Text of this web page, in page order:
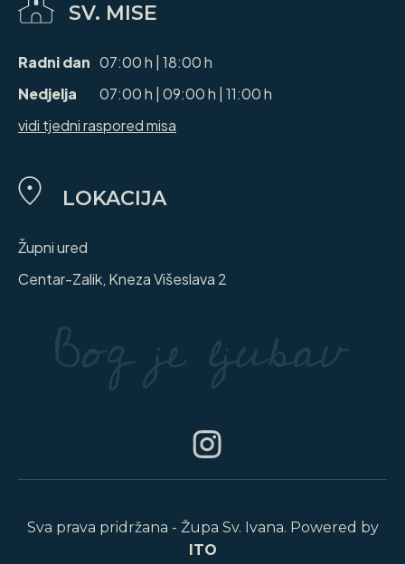
SV. MISE
Radni dan 07:00 h | 18:00 h
Nedjelja
07:00 h | 09:00 h | 11:00 h
vidi tjedni raspored misa
LOKACIJA
Župni ured
Centar-Zalik, Kneza Višeslava 2
Sva prava pridržana - Župa Sv. Ivana. Powered by
ITO